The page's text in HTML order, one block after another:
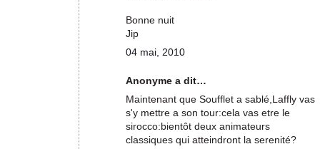
Bonne nuit
Jip
04 mai, 2010
Anonyme a dit…
Maintenant que Soufflet a sablé,Laffly vas
s'y mettre a son tour:cela vas etre le
sirocco:bientôt deux animateurs
classiques qui atteindront la serenité?